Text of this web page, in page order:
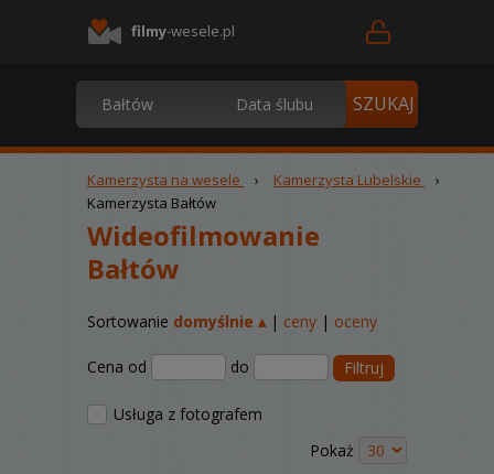
filmy-wesele.pl
Kamerzysta na wesele › Kamerzysta Lubelskie
›
Kamerzysta Bałtów
Wideofilmowanie
Bałtów
Sortowanie domyślnie ▴| ceny | oceny
Cena od do Filtruj
Usługa z fotografem
Pokaż